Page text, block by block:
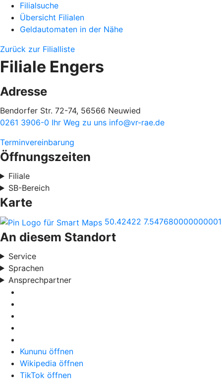
Filialsuche
Übersicht Filialen
Geldautomaten in der Nähe
Zurück zur Filialliste
Filiale Engers
Adresse
Bendorfer Str. 72-74, 56566 Neuwied
0261 3906-0 Ihr Weg zu uns info@vr-rae.de
Terminvereinbarung
Öffnungszeiten
Filiale
SB-Bereich
Karte
50.42422 7.547680000000001
An diesem Standort
Service
Sprachen
Ansprechpartner
Kununu öffnen
Wikipedia öffnen
TikTok öffnen